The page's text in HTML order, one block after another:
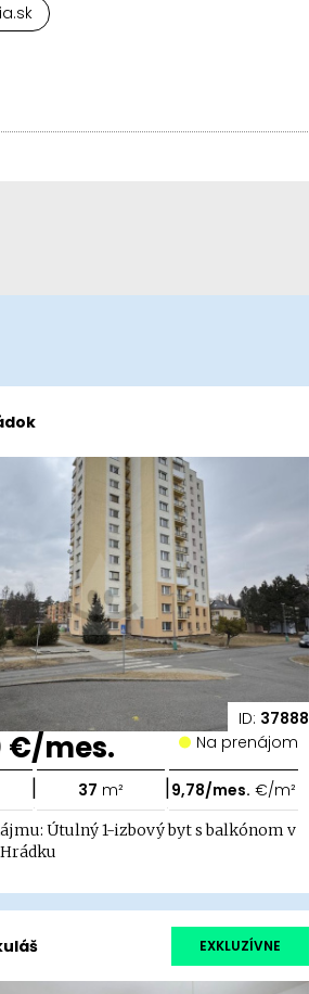
ID: 37888
€/mes. Na prenájom
| 37 m² | 9,78/mes. €/m²
Útulný 1-izbový byt s balkónom v
EXKLUZÍVNE